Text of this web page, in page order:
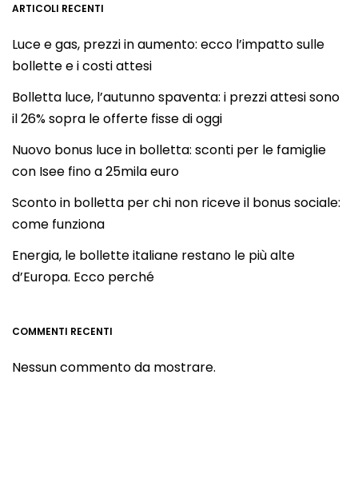
ARTICOLI RECENTI
Luce e gas, prezzi in aumento: ecco l’impatto sulle
bollette e i costi attesi
Bolletta luce, l’autunno spaventa: i prezzi attesi sono
il 26% sopra le offerte fisse di oggi
Nuovo bonus luce in bolletta: sconti per le famiglie
con Isee fino a 25mila euro
Sconto in bolletta per chi non riceve il bonus sociale:
come funziona
Energia, le bollette italiane restano le più alte
d’Europa. Ecco perché
COMMENTI RECENTI
Nessun commento da mostrare.